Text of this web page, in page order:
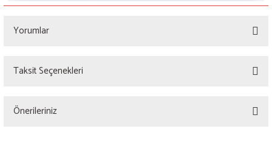
Yorumlar
Taksit Seçenekleri
Önerileriniz